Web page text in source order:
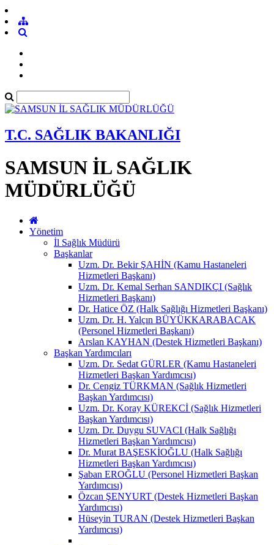
T.C. SAĞLIK BAKANLIĞI
SAMSUN İL SAĞLIK
MÜDÜRLÜĞÜ
Yönetim
İl Sağlık Müdürü
Başkanlar
Uzm. Dr. Bekir ŞAHİN (Kamu Hastaneleri
Hizmetleri Başkanı)
Uzm. Dr. Kemal Serhan SANDIKÇI (Sağlık
Hizmetleri Başkanı)
Dr. Hatice ÖZ (Halk Sağlığı Hizmetleri Başkanı)
Uzm. Dr. H. Yalçın BÜYÜKKARABACAK
(Personel Hizmetleri Başkanı)
Arslan KAYHAN (Destek Hizmetleri Başkanı)
Başkan Yardımcıları
Uzm. Dr. Sedat GÜRLER (Kamu Hastaneleri
Hizmetleri Başkan Yardımcısı)
Dr. Cengiz TÜRKMAN (Sağlık Hizmetleri
Başkan Yardımcısı)
Uzm. Dr. Koray KÜREKCİ (Sağlık Hizmetleri
Başkan Yardımcısı)
Uzm. Dr. Duygu SUVACI (Halk Sağlığı
Hizmetleri Başkan Yardımcısı)
Dr. Murat BAŞESKİOĞLU (Halk Sağlığı
Hizmetleri Başkan Yardımcısı)
Şaban EROĞLU (Personel Hizmetleri Başkan
Yardımcısı)
Özcan ŞENYURT (Destek Hizmetleri Başkan
Yardımcısı)
Hüseyin TURAN (Destek Hizmetleri Başkan
Yardımcısı)